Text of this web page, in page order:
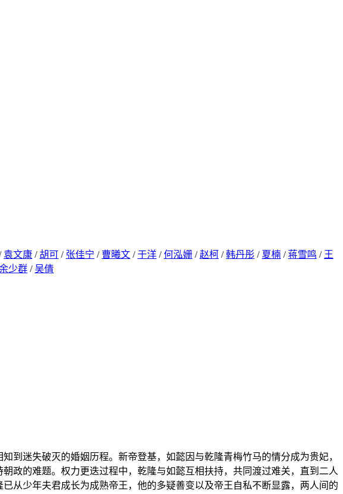
袁文康 /胡可 / 张佳宁 / 曹曦文 /于洋 /何泓姗 /赵柯 /韩丹彤 / 夏楠 /蒋雪鸣 / 王
少群 /吴倩
到迷失破灭的婚姻历程。新帝登基，如懿因与乾隆青梅竹马的情分成为贵妃，
政的难题。权力更迭过程中，乾隆与如懿互相扶持，共同渡过难关，直到二人
从少年夫君成长为成熟帝王，他的多疑善变以及帝王自私不断显露，两人间的